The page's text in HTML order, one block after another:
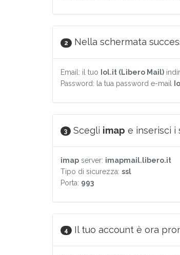
2 Nella schermata
Email: il tuo Iol.it (Libero Mail)
Password: la tua password e-mail
3 Scegli imap e inserisci i
imap server: imapmail.libero.it
Tipo di sicurezza: ssl
Porta: 993
4 Il tuo account è ora